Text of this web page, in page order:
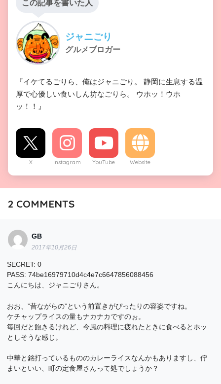
この記事を書いた人
ジャニごり
グルメブロガー
『イケてるごりら、俺はジャニごり。 静岡に生息する温
厚で心優しい食いしん坊なごりら。 ウホッ！ウホ
ッ！！』
X Instagram YouTube Website
2 COMMENTS
GB
2017年10月26日
SECRET: 0
PASS: 74be16979710d4c4e7c6647856088456
こんにちは、ジャニごりさん。
おお、”昔ながらの”という前置きがぴったりの容姿ですね。
ケチャップライスの量もナカナカですのぉ。
毎回だと飽きるけれど、今風の料理に疲れたときに食べるとホッ
としそうな感じ。
中華と銘打っているもののカレーライスなんかもありますし、佇
まいといい、町の定食屋さんって処でしょうか？